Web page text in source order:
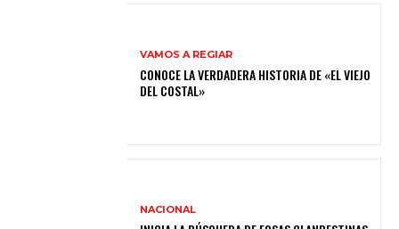
VAMOS A REGIAR
CONOCE LA VERDADERA HISTORIA DE «EL VIEJO
DEL COSTAL»
NACIONAL